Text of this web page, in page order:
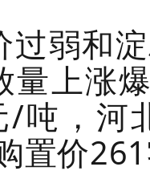
过弱和
量上涨
吨，河
置价